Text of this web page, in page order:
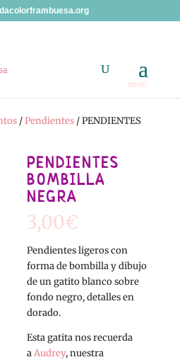
/Pendientes/ PENDIENTES
PENDIENTES
BOMBILLA
NEGRA
3,00€
Pendientes ligeros con
forma de bombilla y dibujo
de un gatito blanco sobre
fondo negro, detalles en
dorado.
Esta gatita nos recuerda
aAudrey, nuestra